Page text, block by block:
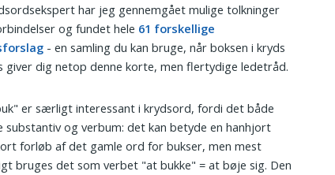
har jeg gennemgået mulige tolkninger
og fundet hele 61 forskellige
- en samling du kan bruge, når boksen i kryds
dig netop denne korte, men flertydige ledetråd.
er særligt interessant i krydsord, fordi det både
substantiv og verbum: det kan betyde en hanhjort
forløb af det gamle ord for bukser, men mest
bruges det som verbet "at bukke" = at bøje sig. Den